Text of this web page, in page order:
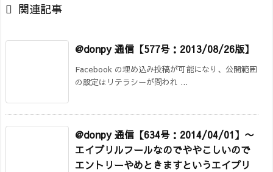
 関連記事
@donpy 通信【577号：2013/08/26版】
Facebook の埋め込み投稿が可能になり、公開範囲
の設定はリテラシーが問われ ...
@donpy 通信【634号：2014/04/01】〜
エイプリルフールなのでややこしいので
エントリーやめときますというエイプリ